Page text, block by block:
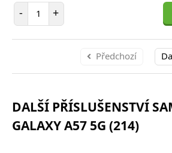
- Počet položek
+
Předchozí
DALŠÍ PŘÍSLUŠENSTVÍ
GALAXY A57 5G (214)